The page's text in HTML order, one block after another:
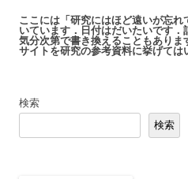
ここには「研究にはほど遠いが忘
いています．日付はだいたいです．
気分次第で書き換えることもあり
サイトを研究の参考資料に挙げては
検索
検索